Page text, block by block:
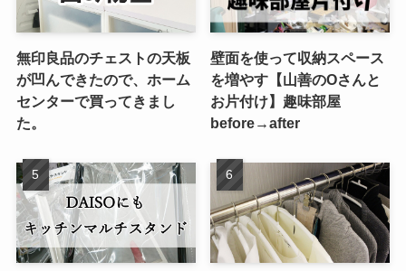
無印良品のチェストの天板
が凹んできたので、ホーム
センターで買ってきまし
た。
壁面を使って収納スペース
を増やす【山善のOさんと
お片付け】趣味部屋
before→after